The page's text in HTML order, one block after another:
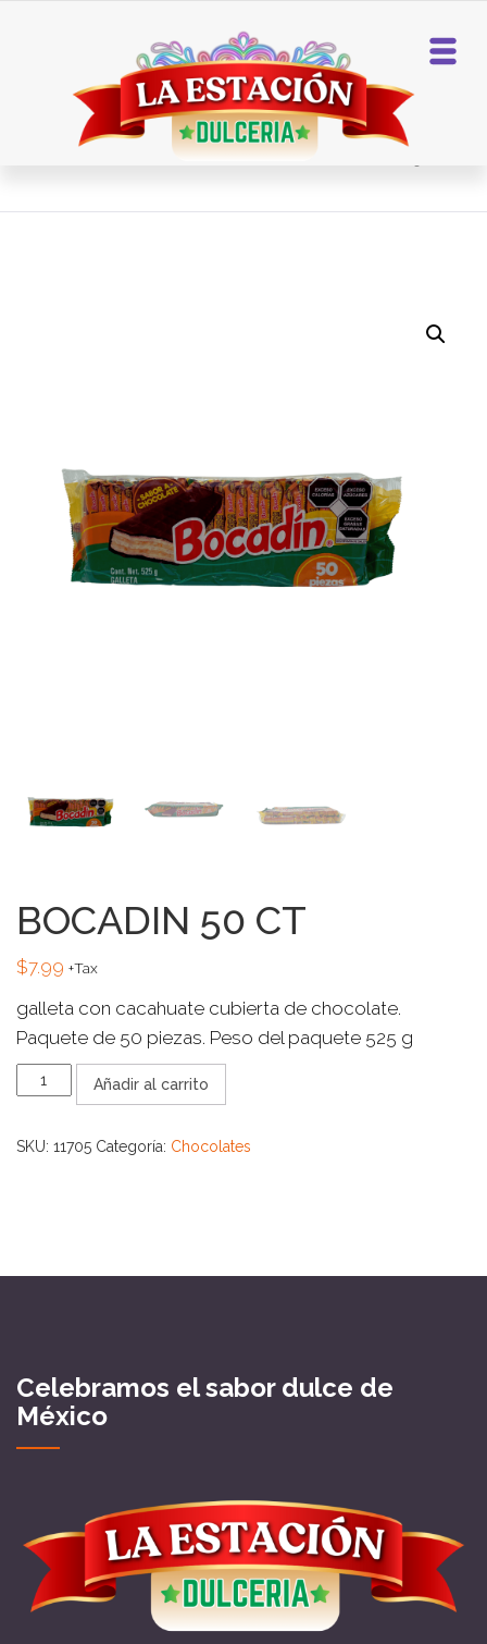
Home
Chocolates
BOCADIN 50 CT
$7.99 +Tax
galleta con cacahuate cubierta de chocolate.
Paquete de 50 piezas. Peso del paquete 525 g
BOCADIN
50
cantidad
Añadir al carrito
SKU: 11705 Categoría: Chocolates
Celebramos el sabor dulce de
México